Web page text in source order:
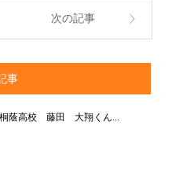
次の記事
事
桐蔭高校 藤田 大翔くん...